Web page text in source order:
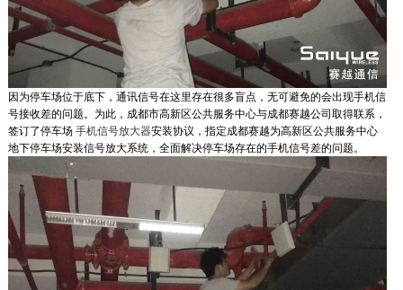
因为停车场位于底下，通讯信号在这里存在很多盲点，无可避免的会出现手机信
号接收差的问题。为此，成都市高新区公共服务中心与成都赛越公司取得联系，
签订了停车场手机信号放大器安装协议，指定成都赛越为高新区公共服务中心
地下停车场安装信号放大系统，全面解决停车场存在的手机信号差的问题。